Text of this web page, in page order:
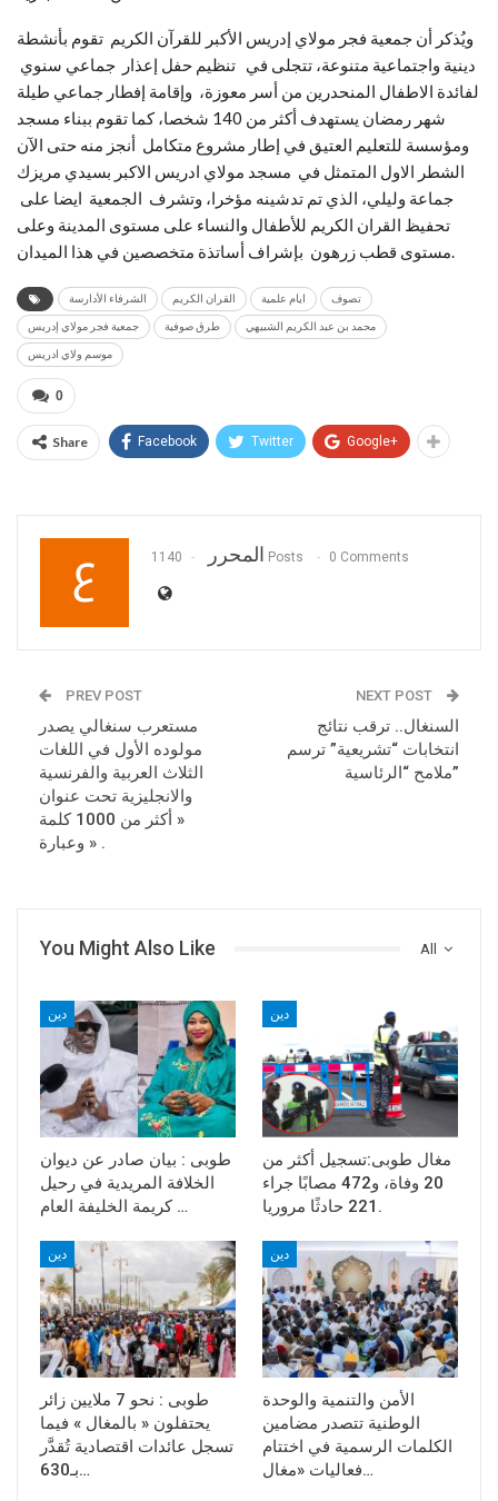
ويُذكر أن جمعية فجر مولاي إدريس الأكبر للقرآن الكريم تقوم بأنشطة
دينية واجتماعية متنوعة، تتجلى في تنظيم حفل إعذار جماعي سنوي
لفائدة الاطفال المنحدرين من أسر معوزة، وإقامة إفطار جماعي طيلة
شهر رمضان يستهدف أكثر من 140 شخصا، كما تقوم ببناء مسجد
ومؤسسة للتعليم العتيق في إطار مشروع متكامل أنجز منه حتى الآن
الشطر الاول المتمثل في مسجد مولاي ادريس الاكبر بسيدي مريزك
جماعة وليلي، الذي تم تدشينه مؤخرا، وتشرف الجمعية ايضا على
تحفيظ القران الكريم للأطفال والنساء على مستوى المدينة وعلى
مستوى قطب زرهون بإشراف أساتذة متخصصين في هذا الميدان.
الشرفاء الأدارسة القران الكريم ايام علمية تصوف
جمعية فجر مولاي إدريس طرق صوفية محمد بن عبد الكريم الشبيهي
موسم ولاي ادريس
0
Share Facebook Twitter Google+
المحرر 1140 Posts 0 Comments
PREV POST
مستعرب سنغالي يصدر
مولوده الأول في اللغات
الثلاث العربية والفرنسية
والانجليزية تحت عنوان
« أكثر من 1000 كلمة
وعبارة » .
NEXT POST
السنغال.. ترقب نتائج
انتخابات “تشريعية” ترسم
ملامح “الرئاسية”
All
You Might Also Like
دين
طوبى : بيان صادر عن ديوان
الخلافة المريدية في رحيل
كريمة الخليفة العام …
دين
مغال طوبى:تسجيل أكثر من
20 وفاة، و472 مصابًا جراء
221 حادثًا مروريا.
دين
طوبى : نحو 7 ملايين زائر
يحتفلون « بالمغال » فيما
تسجل عائدات اقتصادية تُقدَّر
بـ630…
دين
الأمن والتنمية والوحدة
الوطنية تتصدر مضامين
الكلمات الرسمية في اختتام
فعاليات «مغال…